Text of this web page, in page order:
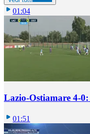
01:04
Lazio-Ostiamare 4-
01:51